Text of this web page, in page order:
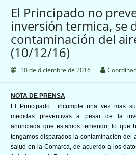
El Principado no
inversión termica, se
contaminación del
(10/12/16)
10 de diciembre de 2016
NOTA DE PRENSA
El Principado incumple una vez mas
medidas preventivas a pesar de la
anunciada que estamos teniendo, lo que
tengamos disparados la contaminación del
salud en la Comarca, de acuerdo a los